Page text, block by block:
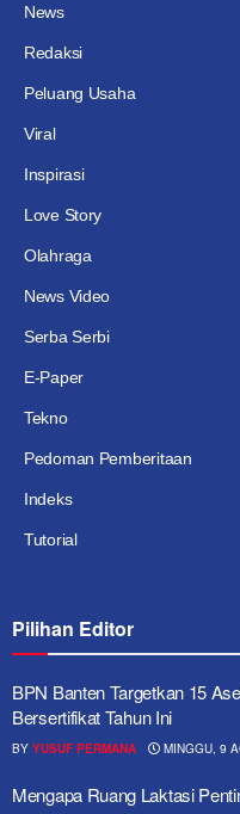
News
Redaksi
Peluang Usaha
Viral
Inspirasi
Love Story
Olahraga
News Video
Serba Serbi
E-Paper
Tekno
Pedoman Pemberitaan
Indeks
Tutorial
Pilihan Editor
BPN Banten Targetkan 15
Bersertifikat Tahun Ini
BY YUSUF PERMANA MINGGU, 9
Mengapa Ruang Laktasi